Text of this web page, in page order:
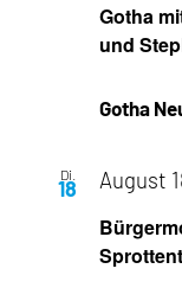
Gotha
und
Gotha
Di.
18 August